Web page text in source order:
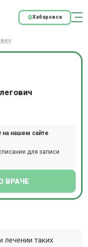
Хабаровск
на нашем сайте
для записи
ВРАЧЕ
лечении таких